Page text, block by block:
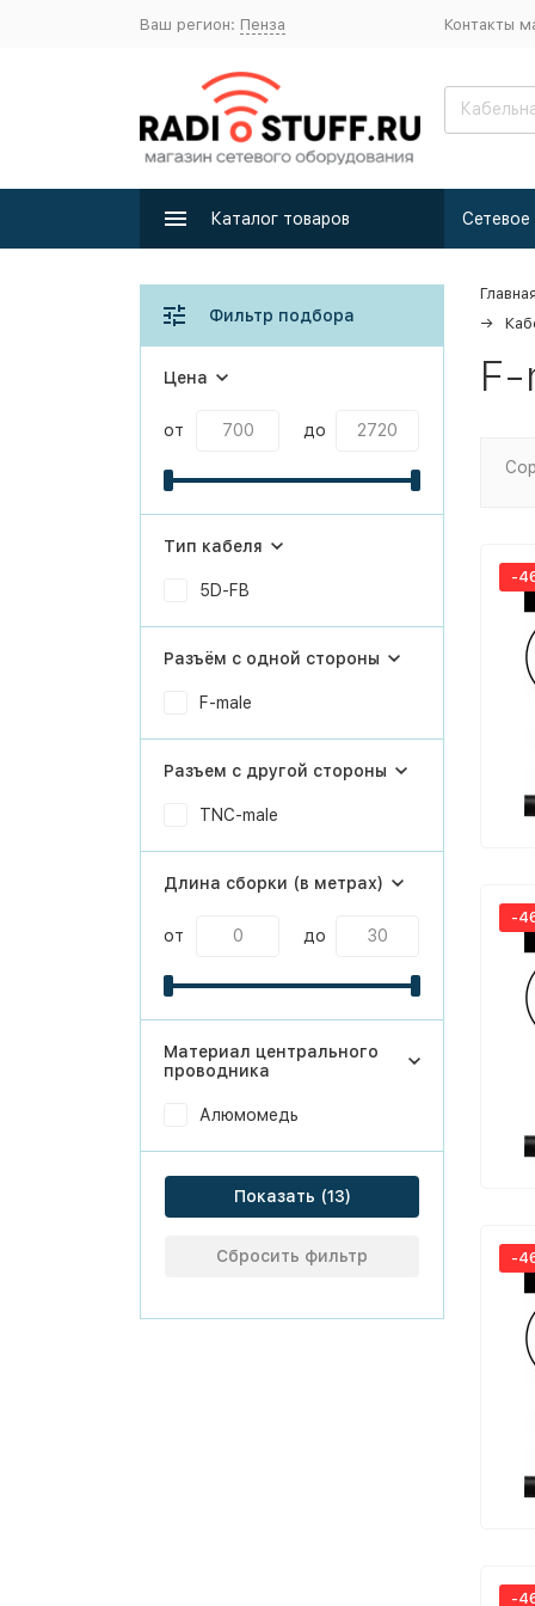
Ваш регион: Пенза Контакты
Каталог товаров
-
-
-
-
Фильтр подбора
Цена
от до
Тип кабеля
5D-FB
Разъём с одной стороны
F-male
Разъем с другой стороны
TNC-male
Длина сборки (в метрах)
от до
Материал центрального
проводника
Алюмомедь
Показать
Сбросить фильтр